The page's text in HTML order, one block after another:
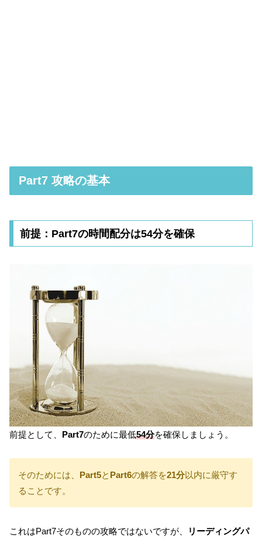
Part7 攻略の基本
前提：Part7の時間配分は54分を確保
前提として、 Part7のために最低54分を確保しましょう。
そのためには、 Part5と Part6の解答を21分以内に厳守す
ることです。
これはPart7そのものの攻略ではないですが、 リーディングパ